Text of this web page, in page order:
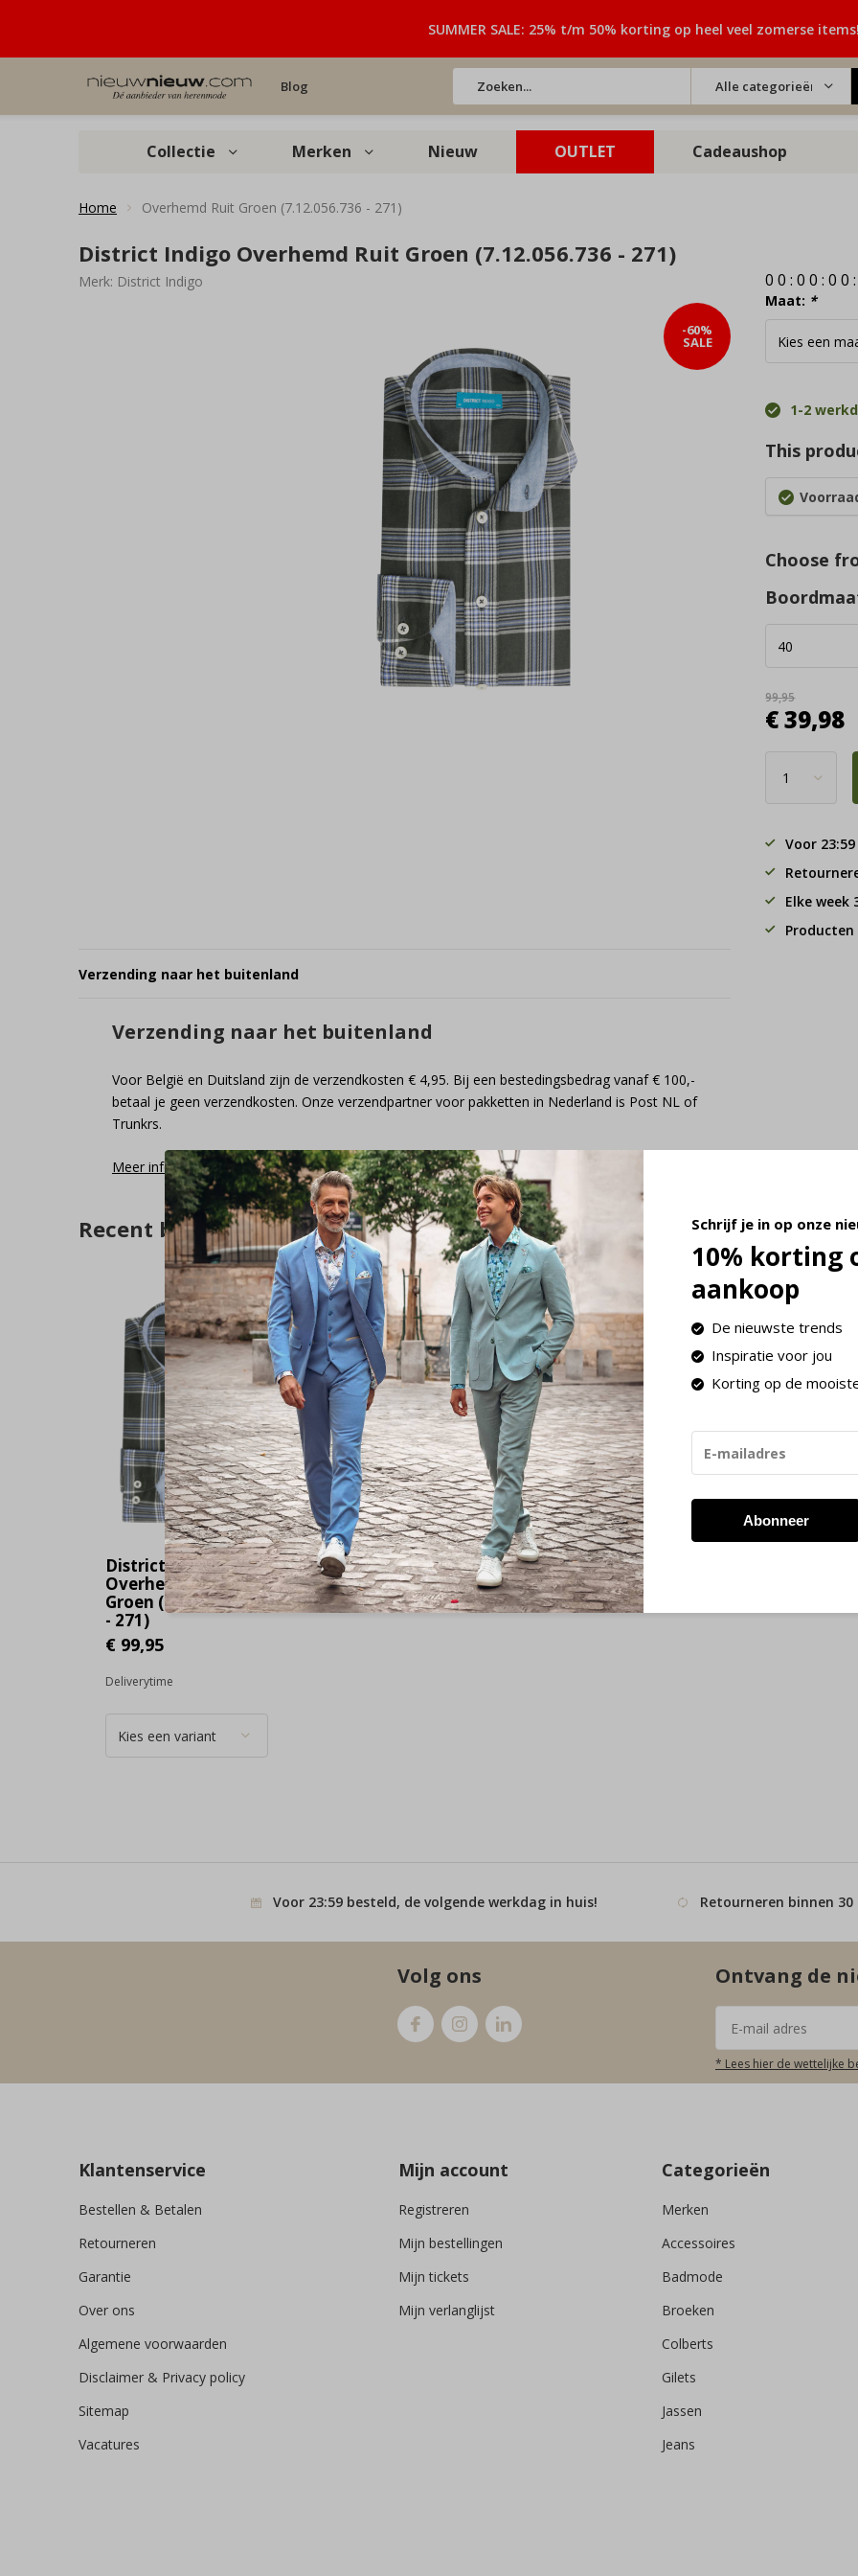
Blog Alle categorieën
SUMMER SALE: 25% t/m 50% korting op heel veel zomerse items!
Collectie Merken Nieuw OUTLET Cadeaushop
Home Overhemd Ruit Groen (7.12.056.736 - 271)
District Indigo Overhemd Ruit Groen (7.12.056.736 - 271)
Merk: District Indigo
-60%
SALE
0 0 :0 0 :0 0
Maat: *
1-2
This
Choose
99,95
€ 39,98
Voor
Elke week
Verzending naar het buitenland
Verzending naar het buitenland
Voor België en Duitsland zijn de verzendkosten € 4,95. Bij een bestedingsbedrag vanaf € 100,-
betaal je geen verzendkosten. Onze verzendpartner voor pakketten in Nederland is Post NL of
Trunkrs.
Meer informatie
Recent bekeken
District Indigo
Overhemd Ruit
Groen (7.12.056.736
- 271)
€ 99,95
Deliverytime
Schrijf je in op onze
10% korting
aankoop
De nieuwste trends
Inspiratie voor jou
Korting op de
Abonneer
Voor 23:59 besteld, de volgende werkdag in huis! Retourneren binnen 30
Volg ons Ontvang de
* Lees hier de wettelijke
Klantenservice
Bestellen & Betalen
Retourneren
Garantie
Over ons
Algemene voorwaarden
Disclaimer & Privacy policy
Sitemap
Vacatures
Mijn account
Registreren
Mijn bestellingen
Mijn tickets
Mijn verlanglijst
Categorieën
Merken
Accessoires
Badmode
Broeken
Colberts
Gilets
Jassen
Jeans